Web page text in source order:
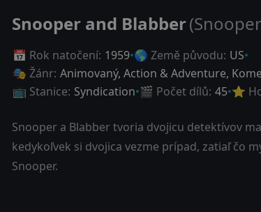
Snooper and Blabber
📅 Rok natočení: 1959 🌎 Země původu: US
🎭 Žánr: Animovaný, Action & Adventure,
📺 Stanice: Syndication 🎬 Počet dílů: 45 ⭐
Snooper a Blabber tvoria dvojicu detektívov
kedykoľvek si dvojica vezme prípad, zatiaľ čo
Snooper.